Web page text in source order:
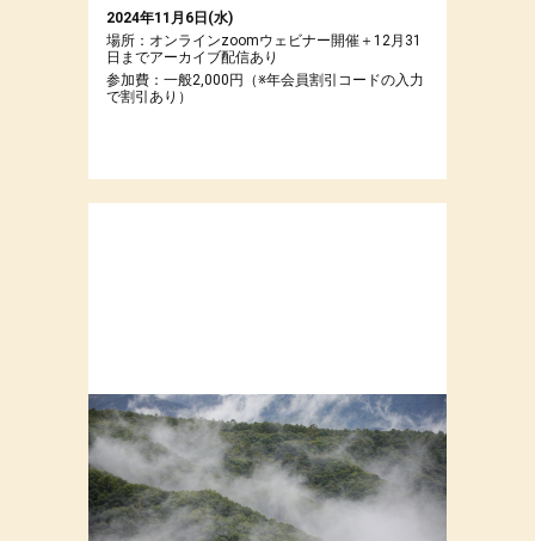
2024年11月6日(水)
場所：オンラインzoomウェビナー開催＋12月31
日までアーカイブ配信あり
参加費：一般2,000円（※年会員割引コードの入力
で割引あり）